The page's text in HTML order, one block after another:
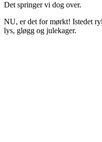
Det springer vi dog over.
NU, er det for mørkt! Istedet
lys, gløgg og julekager.